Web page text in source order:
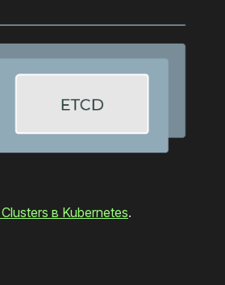
в Kubernetes.